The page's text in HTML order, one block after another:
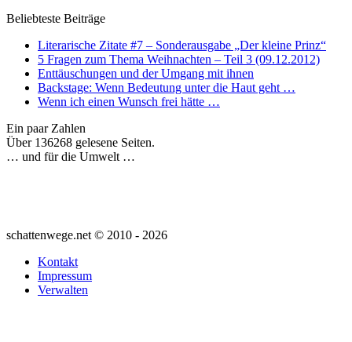
Beliebteste Beiträge
Literarische Zitate #7 – Sonderausgabe „Der kleine Prinz“
5 Fragen zum Thema Weihnachten – Teil 3 (09.12.2012)
Enttäuschungen und der Umgang mit ihnen
Backstage: Wenn Bedeutung unter die Haut geht …
Wenn ich einen Wunsch frei hätte …
Ein paar Zahlen
Über 136268 gelesene Seiten.
… und für die Umwelt …
schattenwege.net © 2010 - 2026
Kontakt
Impressum
Verwalten